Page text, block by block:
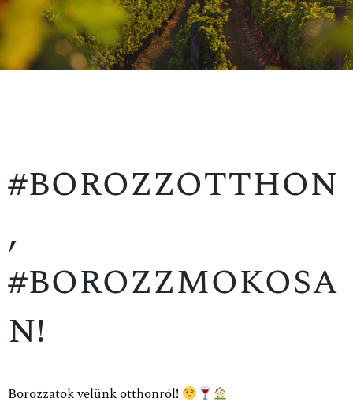
#borozzotthon
,
#borozzmokosa
n!
Borozzatok velünk otthonról!